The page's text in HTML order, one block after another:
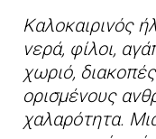
Καλοκαιρινός
νερά, φίλοι,
χωριό,
ορισμένους
χαλαρότητα.